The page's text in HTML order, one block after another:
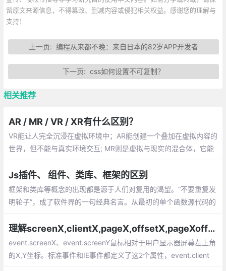
留原文来源信息，不得篡改、删减内容或侵犯相关权益。感谢您的理解与
支持！
上一页: 编程从来都不晚：来自日本的82岁APP开发者
下一页: css如何设置不可复制？
相关推荐
AR / MR / VR / XR有什么区别？
VR能让人完全沉浸在虚拟环境中；AR能创建一个叠加在虚拟内容的
世界，但不能与真实环境交互; MR则是虚拟与现实的混合体，它能
“现实”（AR，VR，MR）的术语。
Js插件、 组件、类库、框架的区别
框架和类库等概念的出现都是源于人们对复用的渴望。“不要重复发
明轮子”，成了软件界的一句经典名言。从最初的单个函数源代码的
理解screenX,clientX,pageX,offsetX,pageXoffset的区别
event.screenX、event.screenY鼠标相对于用户显示器屏幕左上角
的X,Y坐标。标准事件和IE事件都定义了这2个属性，event.client